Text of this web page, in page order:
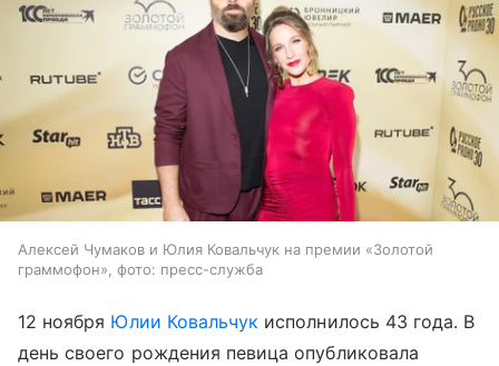
Алексей Чумаков и Юлия Ковальчук на премии «Золотой
граммофон», фото: пресс-служба
12 ноября Юлии Ковальчук исполнилось 43 года. В
день своего рождения певица опубликовала